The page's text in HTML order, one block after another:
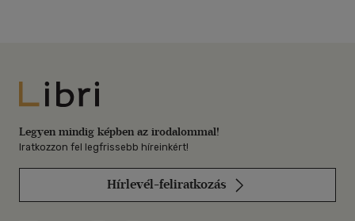
Libri
Legyen mindig képben az irodalommal!
Iratkozzon fel legfrissebb híreinkért!
Hírlevél-feliratkozás